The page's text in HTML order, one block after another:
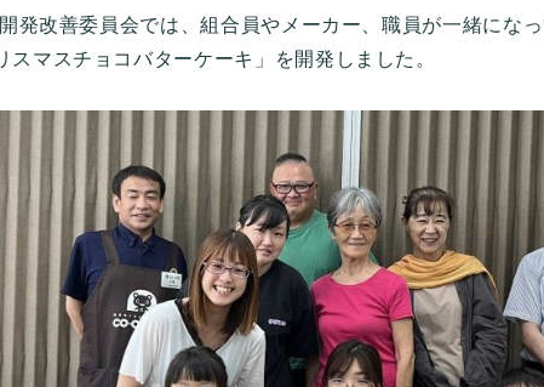
発改善委員会では、組合員やメーカー、職員が一緒になっ
スマスチョコバターケーキ」を開発しました。